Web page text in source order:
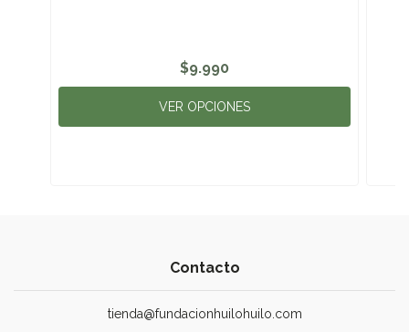
$9.990
VER OPCIONES
Contacto
tienda@fundacionhuilohuilo.com